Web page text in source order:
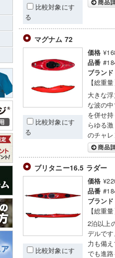
比較対象にす
る
マグナム 72
比較対象にす
る
価格
品番
ブランド
【総重
大きな
な波の
を併せ
らゆる
のチャレ
ブリタニー16.5 ラダー
比較対象にす
価格
品番
ブランド
【総重
2泊以上
デルで
力も備
でも進